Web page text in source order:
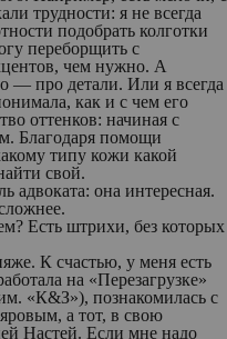
трудности: я не всегда
подобрать колготки
переборщить с
чем нужно. А
— про детали. Или я всегда
как и с чем его
оттенков: начиная с
Благодаря помощи
типу кожи какой
свой.
адвоката: она интересная.
Есть штрихи, без которых
К счастью, у меня есть
на «Перезагрузке»
«К&З»), познакомилась с
а тот, в свою
Настей. Если мне надо